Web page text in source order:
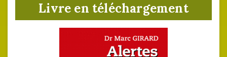
Livre en téléchargement